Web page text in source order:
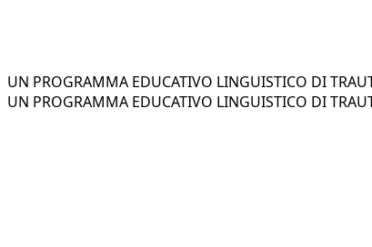
UN PROGRAMMA EDUCATIVO LINGUISTICO DI
UN PROGRAMMA EDUCATIVO LINGUISTICO DI